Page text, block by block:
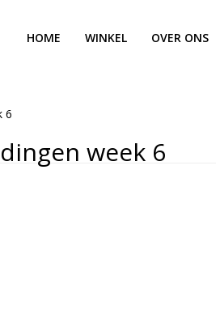
HOME WINKEL OVER ONS
6
week 6